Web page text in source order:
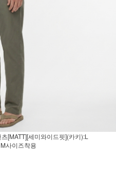
[MATT][세미와이드핏](카키):L
사이즈착용